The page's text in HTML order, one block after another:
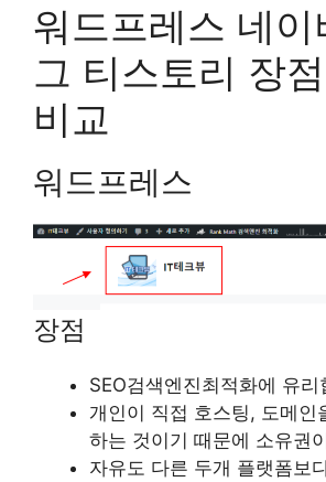
워드프레스 네이
그 티스토리 장
비교
워드프레스
장점
SEO검색엔진최적화에 유리
개인이 직접 호스팅, 도메인
하는 것이기 때문에 소유권
자유도 다른 두개 플랫폼보